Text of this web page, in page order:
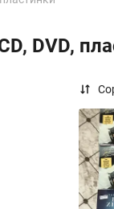
DVD,